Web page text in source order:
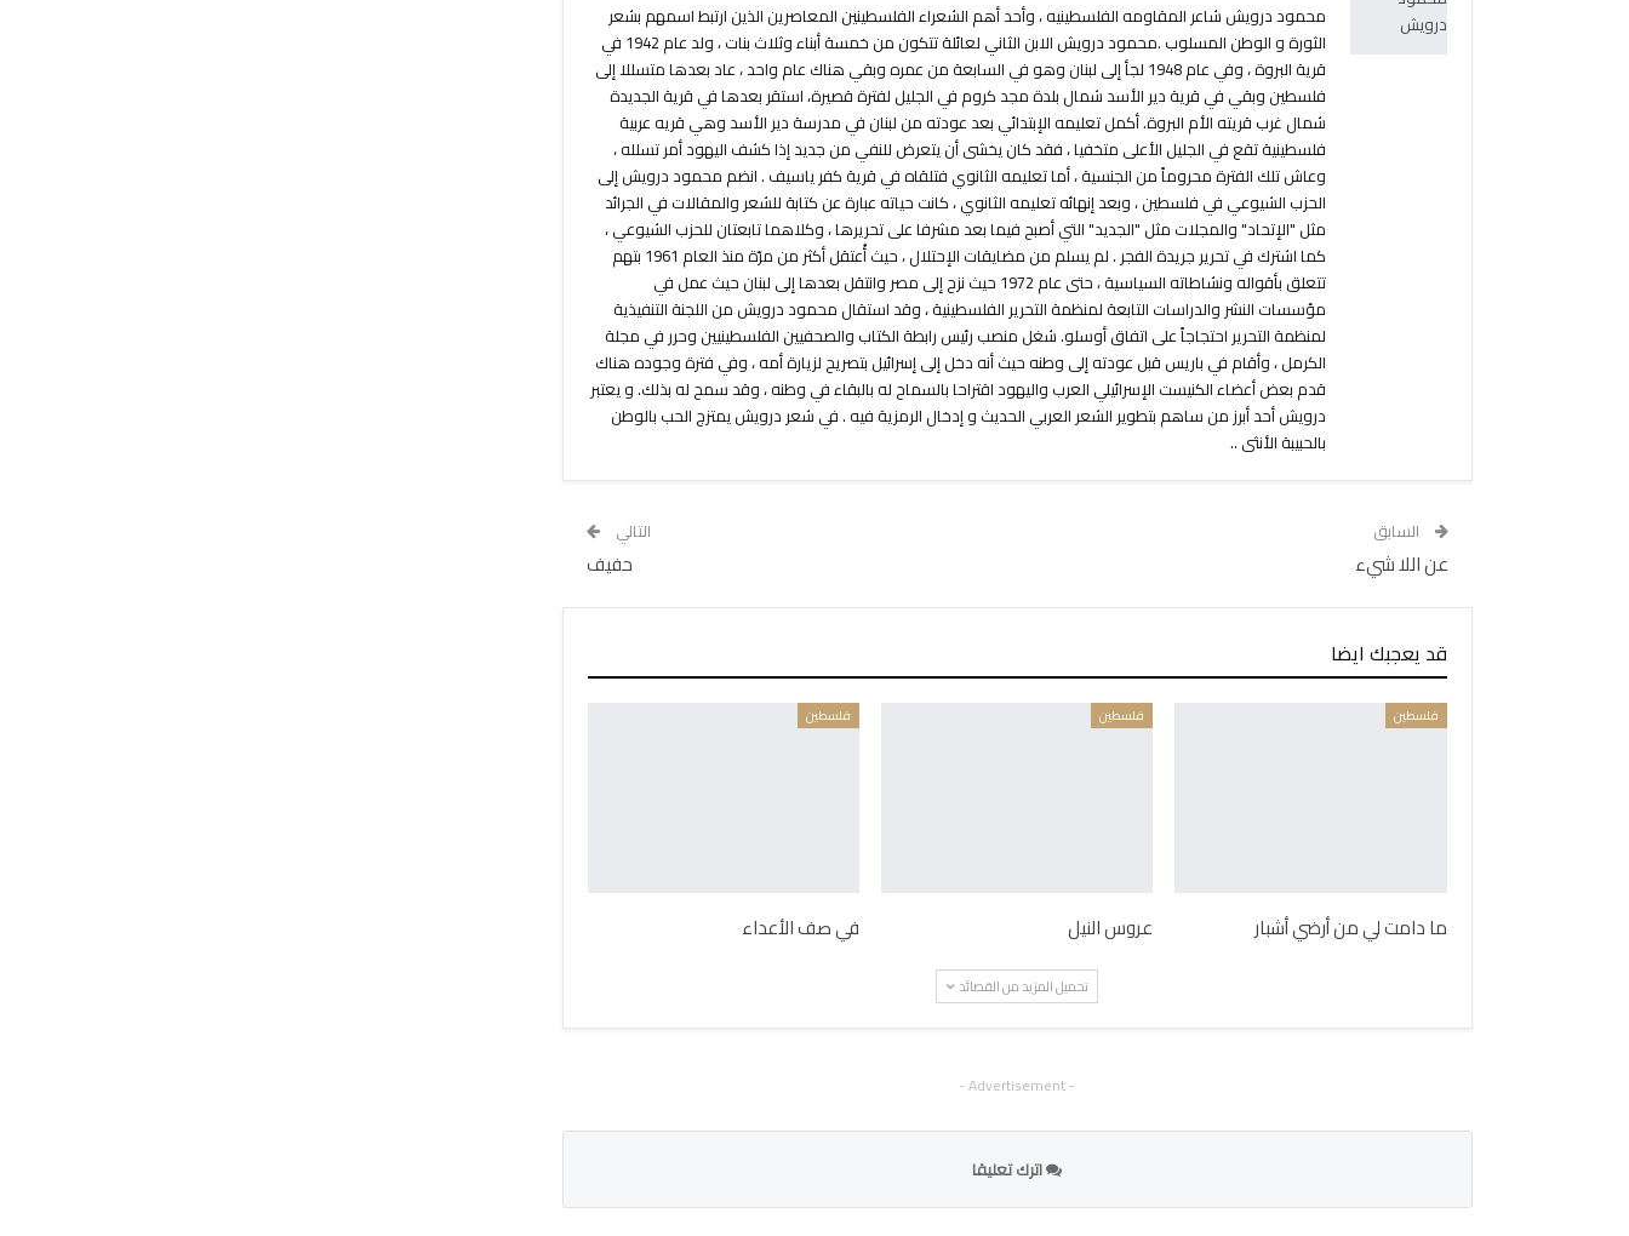
محمود درويش شاعر المقاومه الفلسطينيه ، وأحد أهم الشعراء الفلسطينين المعاصرين الذين ارتبط اسمهم بشعر
الثورة و الوطن المسلوب .محمود درويش الابن الثاني لعائلة تتكون من خمسة أبناء وثلاث بنات ، ولد عام 1942 في
قرية البروة ، وفي عام 1948 لجأ إلى لبنان وهو في السابعة من عمره وبقي هناك عام واحد ، عاد بعدها متسللا إلى
فلسطين وبقي في قرية دير الأسد شمال بلدة مجد كروم في الجليل لفترة قصيرة، استقر بعدها في قرية الجديدة
شمال غرب قريته الأم البروة. أكمل تعليمه الإبتدائي بعد عودته من لبنان في مدرسة دير الأسد وهي قريه عربية
فلسطينية تقع في الجليل الأعلى متخفيا ، فقد كان يخشى أن يتعرض للنفي من جديد إذا كشف اليهود أمر تسلله ،
وعاش تلك الفترة محروماً من الجنسية ، أما تعليمه الثانوي فتلقاه في قرية كفر ياسيف . انضم محمود درويش إلى
الحزب الشيوعي في فلسطين ، وبعد إنهائه تعليمه الثانوي ، كانت حياته عبارة عن كتابة للشعر والمقالات في الجرائد
مثل "الإتحاد" والمجلات مثل "الجديد" التي أصبح فيما بعد مشرفا على تحريرها ، وكلاهما تابعتان للحزب الشيوعي ،
كما اشترك في تحرير جريدة الفجر . لم يسلم من مضايقات الإحتلال ، حيث أُعتقل أكثر من مرّة منذ العام 1961 بتهم
تتعلق بأقواله ونشاطاته السياسية ، حتى عام 1972 حيث نزح إلى مصر وانتقل بعدها إلى لبنان حيث عمل في
مؤسسات النشر والدراسات التابعة لمنظمة التحرير الفلسطينية ، وقد استقال محمود درويش من اللجنة التنفيذية
لمنظمة التحرير احتجاجاً على اتفاق أوسلو. شغل منصب رئيس رابطة الكتاب والصحفيين الفلسطينيين وحرر في مجلة
الكرمل ، وأقام في باريس قبل عودته إلى وطنه حيث أنه دخل إلى إسرائيل بتصريح لزيارة أمه ، وفي فترة وجوده هناك
قدم بعض أعضاء الكنيست الإسرائيلي العرب واليهود اقتراحا بالسماح له بالبقاء في وطنه ، وقد سمح له بذلك. و يعتبر
درويش أحد أبرز من ساهم بتطوير الشعر العربي الحديث و إدخال الرمزية فيه . في شعر درويش يمتزج الحب بالوطن
بالحبيبة الأنثى ..
السابق
عن اللا شيء
التالي
حفيف
قد يعجبك ايضا
فلسطين
ما دامت لي من أرضي أشبار
فلسطين
عروس النيل
فلسطين
في صف الأعداء
تحميل المزيد من القصائد
- Advertisement -
اترك تعليقا